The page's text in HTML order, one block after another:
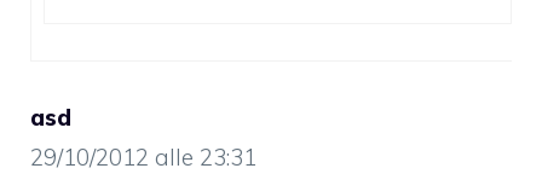
asd
29/10/2012 alle 23:31